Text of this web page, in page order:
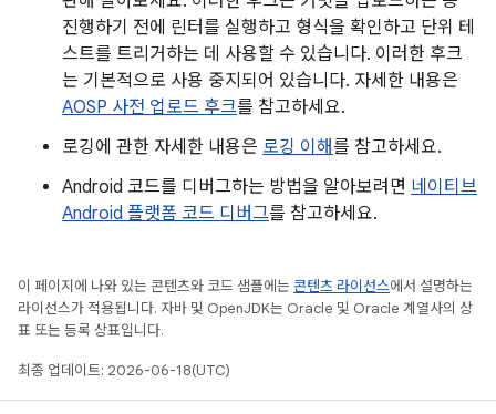
진행하기 전에 린터를 실행하고 형식을 확인하고 단위 테
스트를 트리거하는 데 사용할 수 있습니다. 이러한 후크
는 기본적으로 사용 중지되어 있습니다. 자세한 내용은
AOSP 사전 업로드 후크를 참고하세요.
로깅에 관한 자세한 내용은 로깅 이해를 참고하세요.
Android 코드를 디버그하는 방법을 알아보려면 네이티브
Android 플랫폼 코드 디버그를 참고하세요.
이 페이지에 나와 있는 콘텐츠와 코드 샘플에는 콘텐츠 라이선스에서 설명하는
라이선스가 적용됩니다. 자바 및 OpenJDK는 Oracle 및 Oracle 계열사의 상
표 또는 등록 상표입니다.
최종 업데이트: 2026-06-18(UTC)